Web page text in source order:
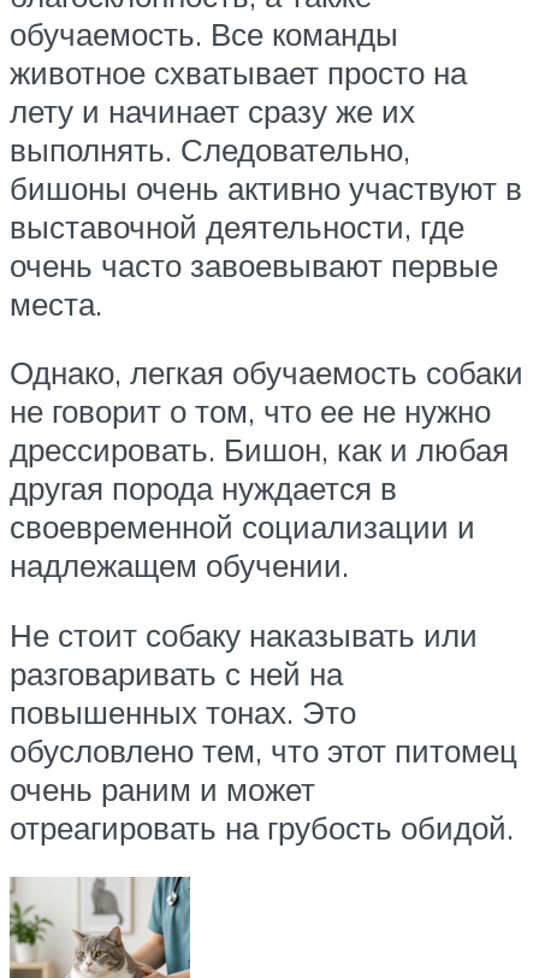
обучаемость. Все команды
животное схватывает просто на
лету и начинает сразу же их
выполнять. Следовательно,
бишоны очень активно участвуют в
выставочной деятельности, где
очень часто завоевывают первые
места.
Однако, легкая обучаемость собаки
не говорит о том, что ее не нужно
дрессировать. Бишон, как и любая
другая порода нуждается в
своевременной социализации и
надлежащем обучении.
Не стоит собаку наказывать или
разговаривать с ней на
повышенных тонах. Это
обусловлено тем, что этот питомец
очень раним и может
отреагировать на грубость обидой.